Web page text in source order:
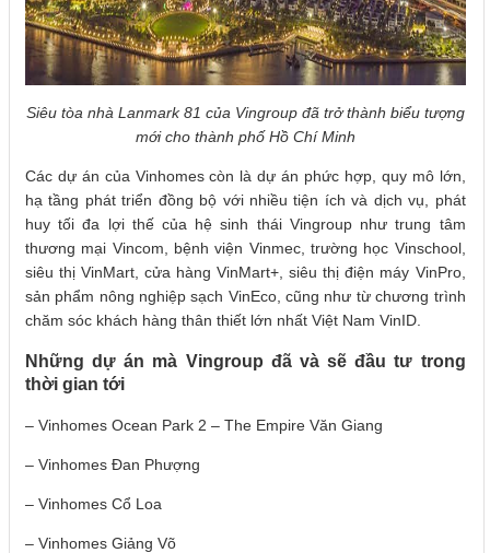
Siêu tòa nhà Lanmark 81 của Vingroup đã trở thành biểu tượng
mới cho thành phố Hồ Chí Minh
Các dự án của Vinhomes còn là dự án phức hợp, quy mô lớn,
hạ tầng phát triển đồng bộ với nhiều tiện ích và dịch vụ, phát
huy tối đa lợi thế của hệ sinh thái Vingroup như trung tâm
thương mại Vincom, bệnh viện Vinmec, trường học Vinschool,
siêu thị VinMart, cửa hàng VinMart+, siêu thị điện máy VinPro,
sản phẩm nông nghiệp sạch VinEco, cũng như từ chương trình
chăm sóc khách hàng thân thiết lớn nhất Việt Nam VinID.
Những dự án mà Vingroup đã và sẽ đầu tư trong
thời gian tới
– Vinhomes Ocean Park 2 – The Empire Văn Giang
– Vinhomes Đan Phượng
– Vinhomes Cổ Loa
– Vinhomes Giảng Võ